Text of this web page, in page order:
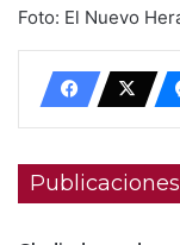
Foto: El Nuevo